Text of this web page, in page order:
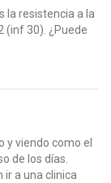
la resistencia a la
(inf 30). ¿Puede
y viendo como el
de los días.
a una clinica